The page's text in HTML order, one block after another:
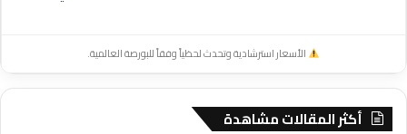
الأسعار استرشادية وتحدث لحظياً وفقاً للبورصة العالمية.
أكثر المقالات مشاهدة